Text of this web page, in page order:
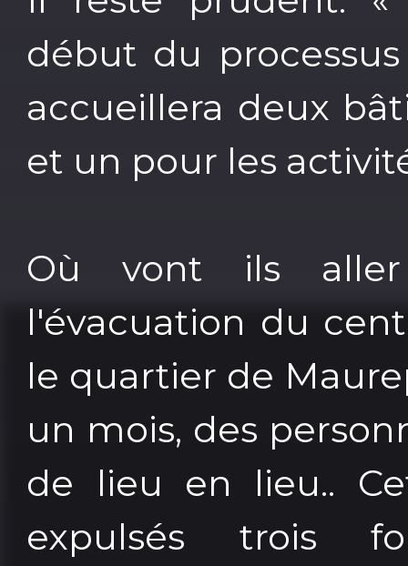
début du
accueillera deux
et un pour les
Où vont ils
l'évacuation du
le quartier de
un mois, des
de lieu en lieu..
expulsés trois